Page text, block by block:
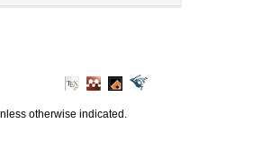
otherwise indicated.